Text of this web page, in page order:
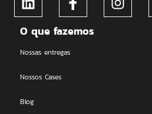
O que fazemos
Nossas entregas
Nossos Cases
Blog